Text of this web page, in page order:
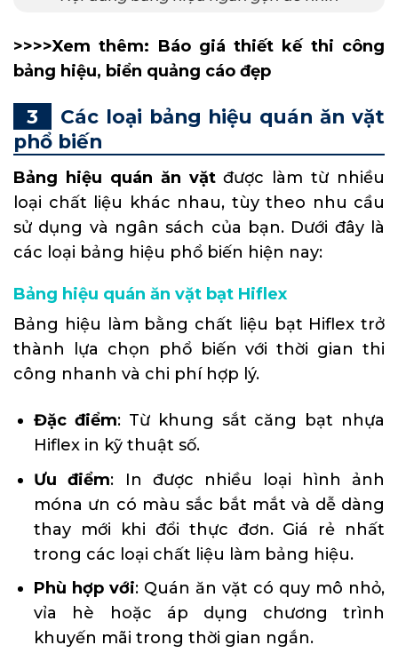
>>>>Xem thêm: Báo giá thiết kế thi công
bảng hiệu, biển quảng cáo đẹp
Các loại bảng hiệu quán ăn vặt
phổ biến
Bảng hiệu quán ăn vặtđược làm từ nhiều
loại chất liệu khác nhau, tùy theo nhu cầu
sử dụng và ngân sách của bạn. Dưới đây là
các loại bảng hiệu phổ biến hiện nay:
Bảng hiệu quán ăn vặt bạt Hiflex
Bảng hiệu làm bằng chất liệu bạt Hiflex trở
thành lựa chọn phổ biến với thời gian thi
công nhanh và chi phí hợp lý.
Đặc điểm: Từ khung sắt căng bạt nhựa
Hiflex in kỹ thuật số.
Ưu điểm: In được nhiều loại hình ảnh
móna ưn có màu sắc bắt mắt và dễ dàng
thay mới khi đổi thực đơn. Giá rẻ nhất
trong các loại chất liệu làm bảng hiệu.
Phù hợp với: Quán ăn vặt có quy mô nhỏ,
vỉa hè hoặc áp dụng chương trình
khuyến mãi trong thời gian ngắn.